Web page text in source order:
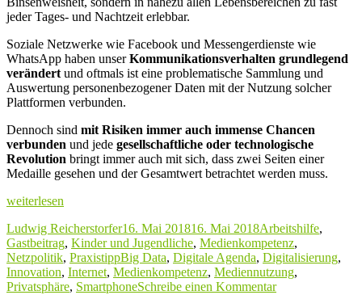
jeder Tages- und Nachtzeit erlebbar.
Soziale Netzwerke wie Facebook und Messengerdienste wie
WhatsApp haben unserKommunikationsverhalten grundlegend
verändert und oftmals ist eine problematische Sammlung und
Auswertung personenbezogener Daten mit der Nutzung solcher
Plattformen verbunden.
Dennoch sind mit Risiken immer auch immense Chancen
verbunden und jede gesellschaftliche oder technologische
Revolution bringt immer auch mit sich, dass zwei Seiten einer
Medaille gesehen und der Gesamtwert betrachtet werden muss.
„iRights.Lab:
von
Algorithmen
und
Künstlicher
Intelligenz“
weiterlesen
Autor
Ludwig ReicherstorferVeröffentlicht
am
16. Mai 201816. Mai 2018Kategorien
Arbeitshilfe,
Gastbeitrag, Kinder und Jugendliche, Medienkompetenz,
Netzpolitik, PraxistippSchlagwörter
Big Data, Digitale Agenda, Digitalisierung,
Innovation, Internet, Medienkompetenz, Mediennutzung,
Privatsphäre, SmartphoneSchreibe einen Kommentarzu